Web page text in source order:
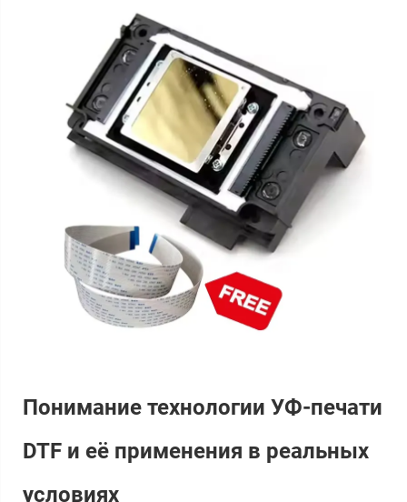
Понимание технологии УФ-печати
DTF и её применения в реальных
условиях